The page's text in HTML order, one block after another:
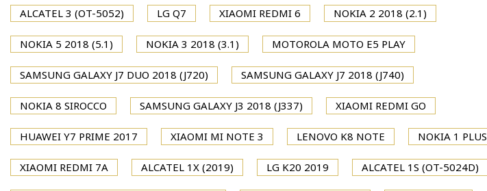
ALCATEL 3 (OT-5052) LG Q7 XIAOMI REDMI 6 NOKIA 2 2018 (2.1)
NOKIA 5 2018 (5.1) NOKIA 3 2018 (3.1) MOTOROLA MOTO E5 PLAY
SAMSUNG GALAXY J7 DUO 2018 (J720) SAMSUNG GALAXY J7 2018 (J740)
NOKIA 8 SIROCCO SAMSUNG GALAXY J3 2018 (J337) XIAOMI REDMI GO
HUAWEI Y7 PRIME 2017 XIAOMI MI NOTE 3 LENOVO K8 NOTE NOKIA 1 PLUS
XIAOMI REDMI 7A ALCATEL 1X (2019) LG K20 2019 ALCATEL 1S (OT-5024D)